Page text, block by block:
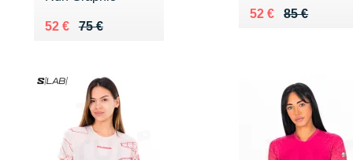
75 €
Au lieu de 75 €
52 €
Vendu 52 €
85 €
Au lieu de 85 €
52 €
Vendu 52 €